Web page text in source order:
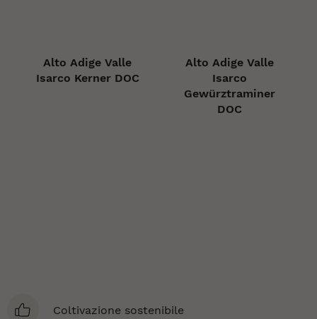
Alto Adige Valle
Isarco Kerner DOC
Alto Adige Valle
Isarco
Gewürztraminer
DOC
Coltivazione sostenibile